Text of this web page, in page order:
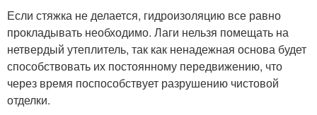
Если стяжка не делается, гидроизоляцию все равно
прокладывать необходимо. Лаги нельзя помещать на
нетвердый утеплитель, так как ненадежная основа будет
способствовать их постоянному передвижению, что
через время поспособствует разрушению чистовой
отделки.